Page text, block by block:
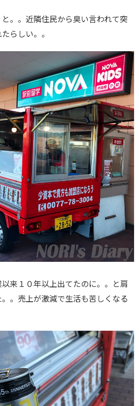
。。近隣住民から臭い言われて突
らしい。。
来１０年以上出てたのに。。と肩
。売上が激減で生活も苦しくなる